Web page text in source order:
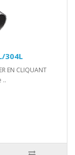
304L
EN CLIQUANT
..